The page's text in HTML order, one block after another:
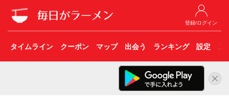
登録/ログイン
タイムライン クーポン マップ 出会う ランキング 設定 こ